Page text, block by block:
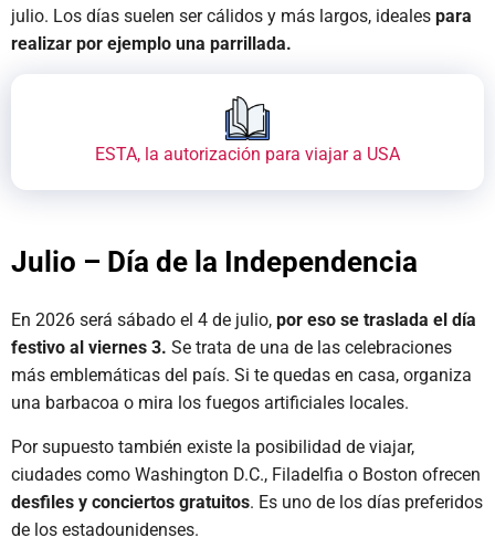
julio. Los días suelen ser cálidos y más largos, ideales para
realizar por ejemplo una parrillada.
ESTA, la autorización para viajar a USA
Julio – Día de la Independencia
En 2026 será sábado el 4 de julio, por eso se traslada el día
festivo al viernes 3. Se trata de una de las celebraciones
más emblemáticas del país. Si te quedas en casa, organiza
una barbacoa o mira los fuegos artificiales locales.
Por supuesto también existe la posibilidad de viajar,
ciudades como Washington D.C., Filadelfia o Boston ofrecen
desfiles y conciertos gratuitos. Es uno de los días preferidos
de los estadounidenses.